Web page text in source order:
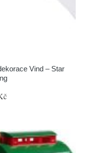
Vind – Star